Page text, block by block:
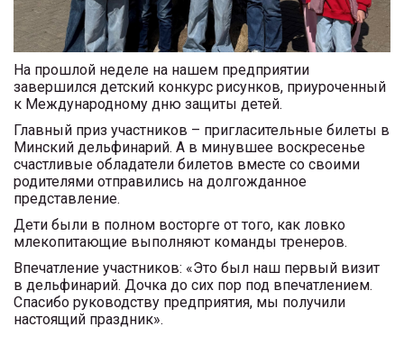
На прошлой неделе на нашем предприятии
завершился детский конкурс рисунков, приуроченный
к Международному дню защиты детей.
Главный приз участников – пригласительные билеты в
Минский дельфинарий. А в минувшее воскресенье
счастливые обладатели билетов вместе со своими
родителями отправились на долгожданное
представление.
Дети были в полном восторге от того, как ловко
млекопитающие выполняют команды тренеров.
Впечатление участников: «Это был наш первый визит
в дельфинарий. Дочка до сих пор под впечатлением.
Спасибо руководству предприятия, мы получили
настоящий праздник».